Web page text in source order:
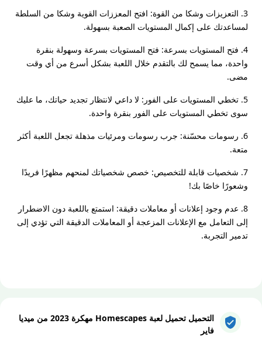
3. التعزيزات وشكا من القوة: افتح المعززات القوية وشكا من السلطة
لمساعدتك على إكمال المستويات الصعبة بسهولة.
4. فتح المستويات بسرعة: فتح المستويات بسرعة وسهولة بنقرة
واحدة، مما يسمح لك بالتقدم خلال اللعبة بشكل أسرع من أي وقت
مضى.
5. تخطي المستويات على الفور: لا داعي لانتظار تجديد حياتك، ما عليك
سوى تخطي المستويات على الفور بنقرة واحدة.
6. رسومات محسّنة: جرب رسومات ومرئيات مذهلة تجعل اللعبة أكثر
متعة.
7. شخصيات قابلة للتخصيص: خصص شخصياتك لمنحهم مظهرًا فريدًا
وشعورًا خاصًا بك!
8. عدم وجود إعلانات أو معاملات دقيقة: استمتع باللعبة دون الاضطرار
إلى التعامل مع الإعلانات المزعجة أو المعاملات الدقيقة التي تؤدي إلى
تدمير التجربة.
التحميل تحميل لعبة Homescapes مهكرة 2023 من ميديا
فاير